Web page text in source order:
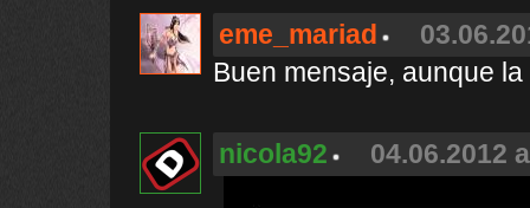
eme_mariad
Buen mensaje, aunque
nicola92 04.06.2012